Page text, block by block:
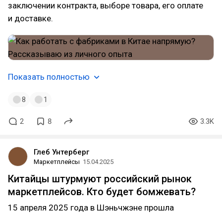
заключении контракта, выборе товара, его оплате
и доставке.
Показать полностью
8 1
2 8 3.3K
Глеб Унтерберг
Маркетплейсы 15.04.2025
Китайцы штурмуют российский рынок
маркетплейсов. Кто будет бомжевать?
15 апреля 2025 года в Шэньчжэне прошла